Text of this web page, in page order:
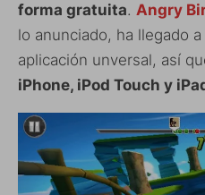
forma gratuita. Angry
lo anunciado, ha llegado
aplicación unversal, así
iPhone, iPod Touch y